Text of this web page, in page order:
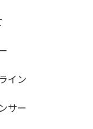
イン
サー